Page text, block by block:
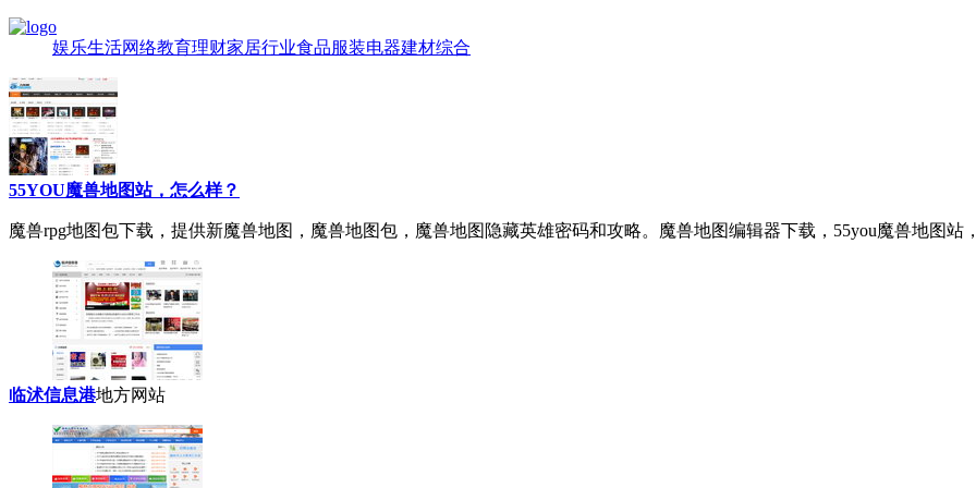
娱乐生活网络教育理财家居行业食品服装电器建材综合
55YOU魔兽地图站，怎么样？
魔兽rpg地图包下载 ，提供新魔兽地图，魔兽地图包，魔兽地图隐藏英雄密码和攻略。魔兽地图编辑器下载，55you魔兽地图站
临沭信息港地方网站